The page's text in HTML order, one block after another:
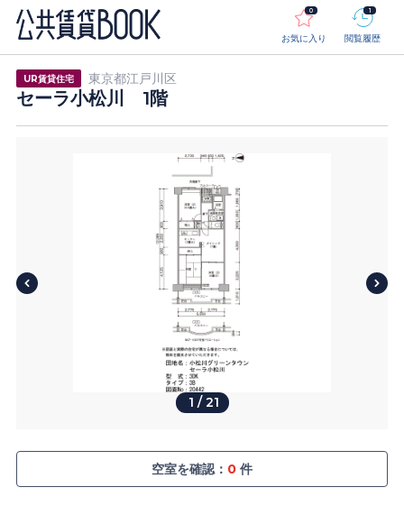
0
お気に入り
1
閲覧履歴
UR賃貸住宅 東京都江戸川区
セーラ小松川 1階
1 /21
空室を確認： 0 件